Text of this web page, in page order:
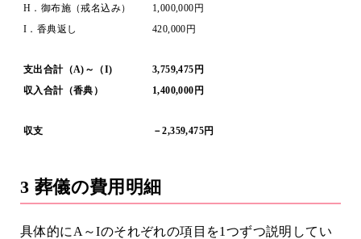
H．御布施（戒名込み）
1,000,000円
I．香典返し
420,000円
支出合計（A)～（I)
3,759,475円
収入合計（香典）
1,400,000円
収支 －2,359,475円
3 葬儀の費用明細
具体的にA～Iのそれぞれの項目を1つずつ説明してい